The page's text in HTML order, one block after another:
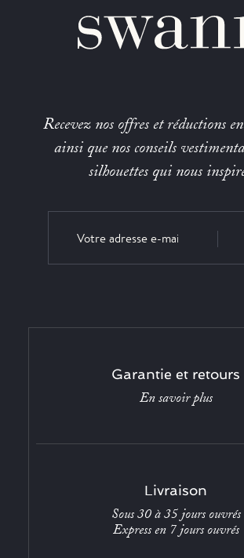
Recevez nos offres et réductions
ainsi que nos conseils
silhouettes qui nous
Garantie et retours
En savoir plus
Livraison
Sous 30 à 35 jours ouvrés
Express en 7 jours ouvrés